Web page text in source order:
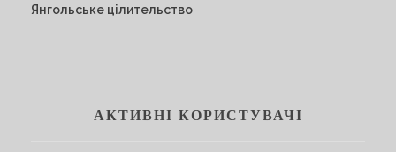
Янгольське цілительство
АКТИВНІ КОРИСТУВАЧІ